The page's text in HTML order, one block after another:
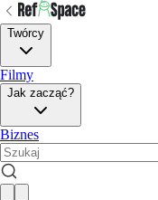
Twórcy
Filmy
Jak zacząć?
Biznes